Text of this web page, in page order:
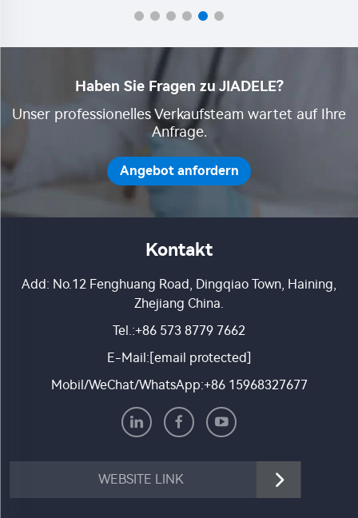
Haben Sie Fragen zu JIADELE?
Unser professionelles Verkaufsteam wartet auf Ihre
Anfrage.
Angebot anfordern
Kontakt
Add: No.12 Fenghuang Road, Dingqiao Town, Haining,
Zhejiang China.
Tel.:+86 573 8779 7662
E-Mail: [email protected]
Mobil/WeChat/WhatsApp:+86 15968327677
WEBSITE LINK